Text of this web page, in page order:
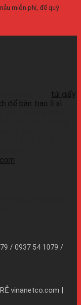
miễn phí, để quý
túi giấy
để bàn bao lì xì
/ 0937 54 1079 /
vinanetco.com |